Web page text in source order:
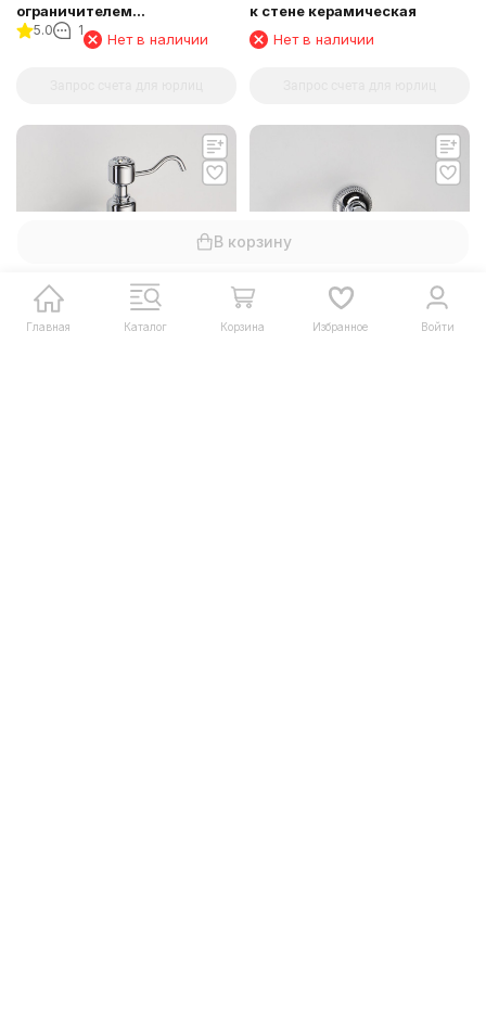
В корзину
ограничителем
(7066045SC)
5.0 1
Нет в наличии
к стене керамическая
Нет в наличии
Главная Каталог Корзина Избранное Войти